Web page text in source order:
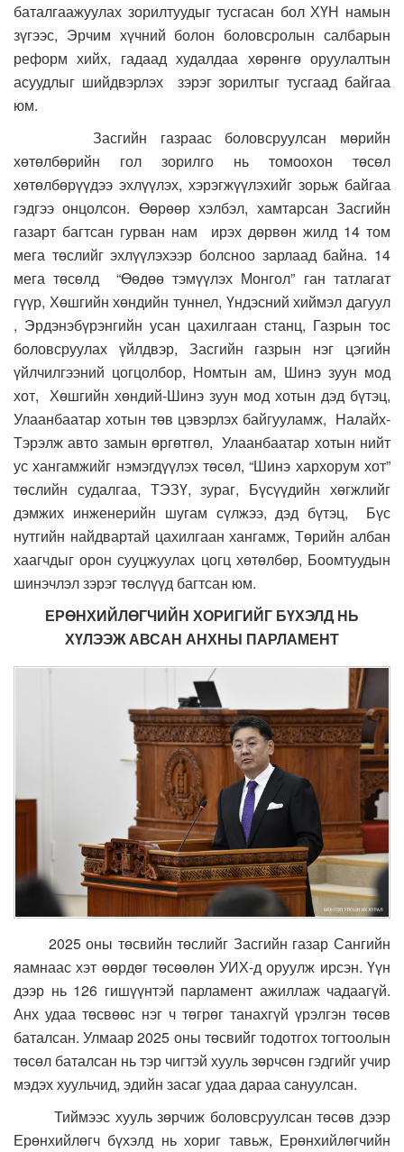
баталгаажуулах зорилтуудыг тусгасан бол ХҮН намын
зүгээс, Эрчим хүчний болон боловсролын салбарын
реформ хийх, гадаад худалдаа хөрөнгө оруулалтын
асуудлыг шийдвэрлэх зэрэг зорилтыг тусгаад байгаа
юм.
Засгийн газраас боловсруулсан мөрийн
хөтөлбөрийн гол зорилго нь томоохон төсөл
хөтөлбөрүүдээ эхлүүлэх, хэрэгжүүлэхийг зорьж байгаа
гэдгээ онцолсон. Өөрөөр хэлбэл, хамтарсан Засгийн
газарт багтсан гурван нам ирэх дөрвөн жилд 14 том
мега төслийг эхлүүлэхээр болсноо зарлаад байна. 14
мега төсөлд “Өөдөө тэмүүлэх Монгол” ган татлагат
гүүр, Хөшгийн хөндийн туннел, Үндэсний хиймэл дагуул
, Эрдэнэбүрэнгийн усан цахилгаан станц, Газрын тос
боловсруулах үйлдвэр, Засгийн газрын нэг цэгийн
үйлчилгээний цогцолбор, Номтын ам, Шинэ зуун мод
хот, Хөшгийн хөндий-Шинэ зуун мод хотын дэд бүтэц,
Улаанбаатар хотын төв цэвэрлэх байгууламж, Налайх-
Тэрэлж авто замын өргөтгөл, Улаанбаатар хотын нийт
ус хангамжийг нэмэгдүүлэх төсөл, “Шинэ хархорум хот”
төслийн судалгаа, ТЭЗҮ, зураг, Бүсүүдийн хөгжлийг
дэмжих инженерийн шугам сүлжээ, дэд бүтэц, Бүс
нутгийн найдвартай цахилгаан хангамж, Төрийн албан
хаагчдыг орон сууцжуулах цогц хөтөлбөр, Боомтуудын
шинэчлэл зэрэг төслүүд багтсан юм.
ЕРӨНХИЙЛӨГЧИЙН ХОРИГИЙГ БҮХЭЛД НЬ
ХҮЛЭЭЖ АВСАН АНХНЫ ПАРЛАМЕНТ
2025 оны төсвийн төслийг Засгийн газар Сангийн
яамнаас хэт өөрдөг төсөөлөн УИХ-д оруулж ирсэн. Үүн
дээр нь 126 гишүүнтэй парламент ажиллаж чадаагүй.
Анх удаа төсвөөс нэг ч төгрөг танахгүй үрэлгэн төсөв
баталсан. Улмаар 2025 оны төсвийг тодотгох тогтоолын
төсөл баталсан нь тэр чигтэй хууль зөрчсөн гэдгийг учир
мэдэх хуульчид, эдийн засаг удаа дараа сануулсан.
Тиймээс хууль зөрчиж боловсруулсан төсөв дээр
Ерөнхийлөгч бүхэлд нь хориг тавьж, Ерөнхийлөгчийн